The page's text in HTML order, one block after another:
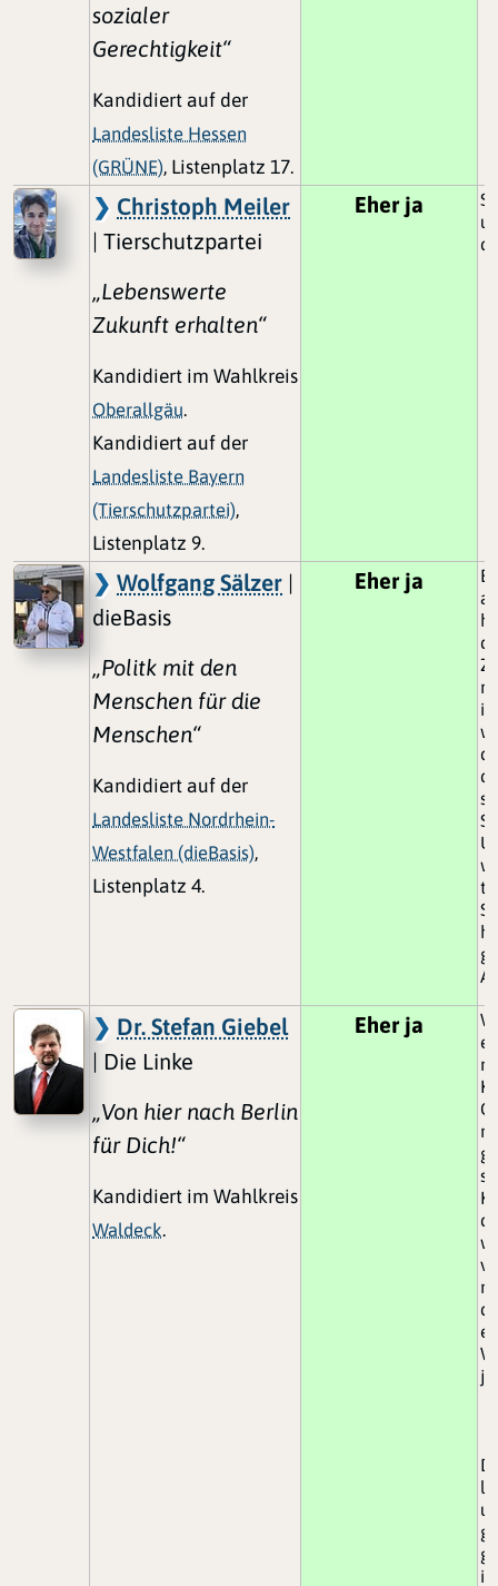
sozialer
Gerechtigkeit“
Kandidiert auf der
Landesliste Hessen
(GRÜNE), Listenplatz 17.
Christoph Meiler
| Tierschutzpartei
„Lebenswerte
Zukunft erhalten“
Kandidiert im Wahlkreis
Oberallgäu.
Kandidiert auf der
Landesliste Bayern
(Tierschutzpartei),
Listenplatz 9.
Eher ja
Wolfgang Sälzer |
dieBasis
„Politk mit den
Menschen für die
Menschen“
Kandidiert auf der
Landesliste Nordrhein-
Westfalen (dieBasis),
Listenplatz 4.
Eher ja
Dr. Stefan Giebel
| Die Linke
„Von hier nach Berlin
für Dich!“
Kandidiert im Wahlkreis
Waldeck.
Eher ja